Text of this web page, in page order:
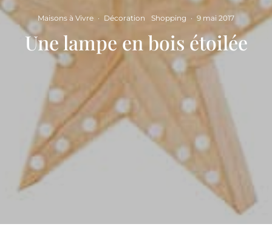
Maisons à Vivre · Décoration Shopping · 9 mai 2017
Une lampe en bois étoilée